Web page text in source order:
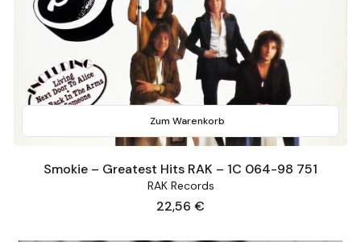
Zum Warenkorb
Smokie – Greatest Hits RAK – 1C 064-98 751
RAK Records
Preis
22,56 €